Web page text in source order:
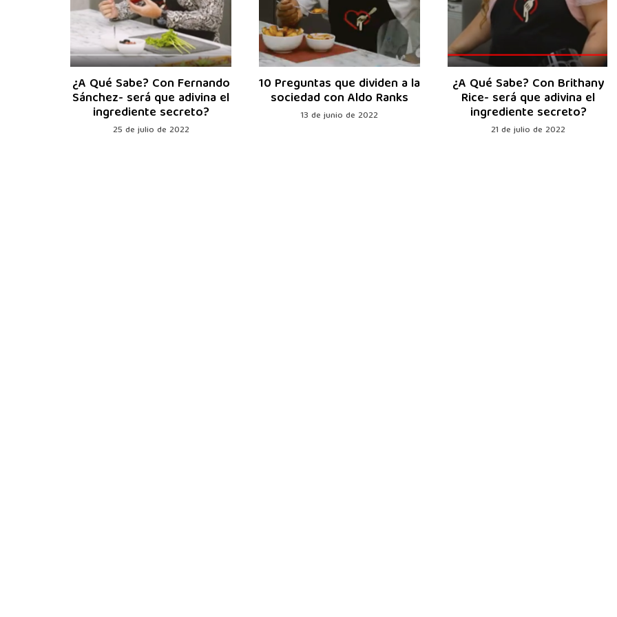
¿A Qué Sabe? Con Fernando
Sánchez- será que adivina el
ingrediente secreto?
25 de julio de 2022
10 Preguntas que dividen a la
sociedad con Aldo Ranks
13 de junio de 2022
¿A Qué Sabe? Con Brithany
Rice- será que adivina el
ingrediente secreto?
21 de julio de 2022